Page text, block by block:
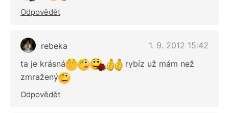
Odpovědět
rebeka
1. 9. 2012 15:42
ta je krásná
rybíz už mám než
zmražený
Odpovědět